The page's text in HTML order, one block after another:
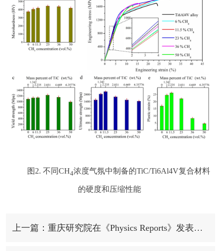
图 2.不同CH4浓度气氛中制备的TiC/Ti6Al4V复合材料
的硬度和压缩性能
上一篇：重庆研究院在《Physics Reports》发表高阶网络综述长文